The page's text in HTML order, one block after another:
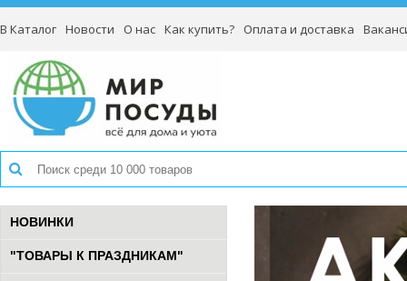
В Каталог Новости О нас Как купить? Оплата и доставка
НОВИНКИ
"ТОВАРЫ К ПРАЗДНИКАМ"